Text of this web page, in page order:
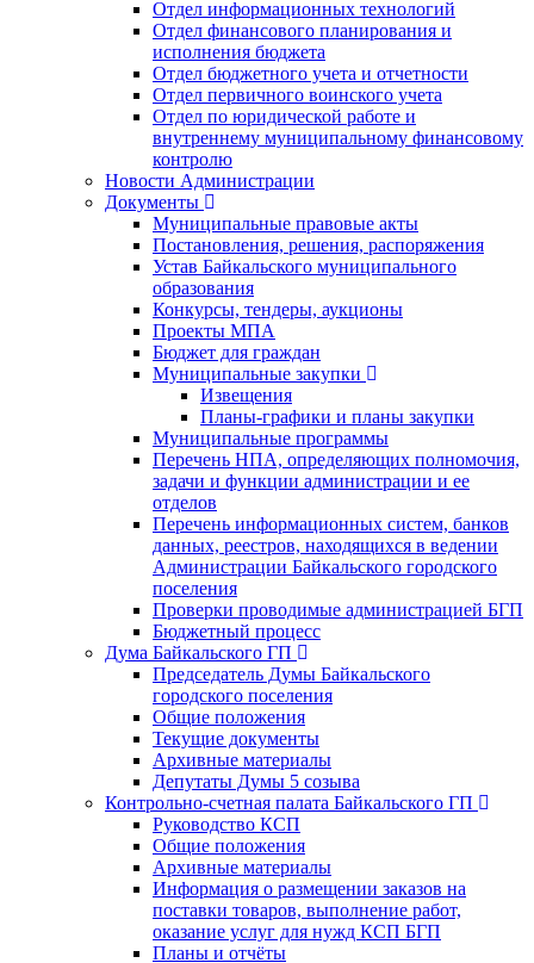
Отдел информационных технологий
Отдел финансового планирования и
исполнения бюджета
Отдел бюджетного учета и отчетности
Отдел первичного воинского учета
Отдел по юридической работе и
внутреннему муниципальному финансовому
контролю
Новости Администрации
Документы
Муниципальные правовые акты
Постановления, решения, распоряжения
Устав Байкальского муниципального
образования
Конкурсы, тендеры, аукционы
Проекты МПА
Бюджет для граждан
Муниципальные закупки
Извещения
Планы-графики и планы закупки
Муниципальные программы
Перечень НПА, определяющих полномочия,
задачи и функции администрации и ее
отделов
Перечень информационных систем, банков
данных, реестров, находящихся в ведении
Администрации Байкальского городского
поселения
Проверки проводимые администрацией БГП
Бюджетный процесс
Дума Байкальского ГП
Председатель Думы Байкальского
городского поселения
Общие положения
Текущие документы
Архивные материалы
Депутаты Думы 5 созыва
Контрольно-счетная палата Байкальского ГП
Руководство КСП
Общие положения
Архивные материалы
Информация о размещении заказов на
поставки товаров, выполнение работ,
оказание услуг для нужд КСП БГП
Планы и отчёты